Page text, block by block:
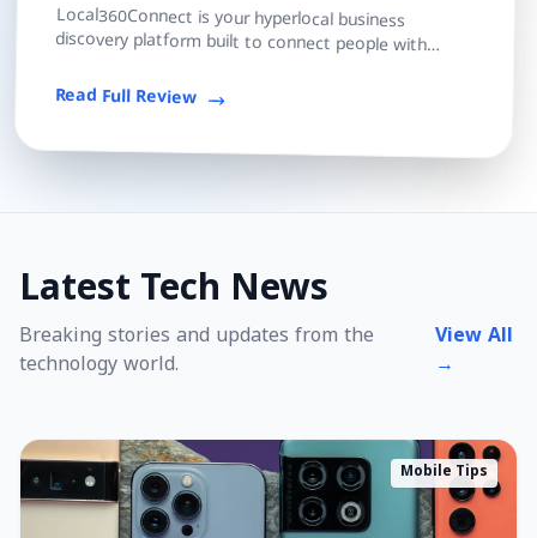
Local360Connect is your hyperlocal business
discovery platform built to connect people with
Read Full Review
Latest Tech News
Breaking stories and updates from the
technology world.
View All
→
Mobile Tips